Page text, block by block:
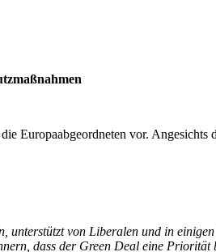
Europaabgeordneten vor.
von Liberalen und in
dass der Green Deal eine Priorität